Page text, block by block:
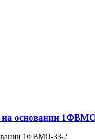
основании
1ФВМO-33-2